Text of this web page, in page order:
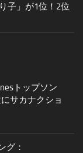
子」が1位！2位
トップソン
サカナクショ
グ：